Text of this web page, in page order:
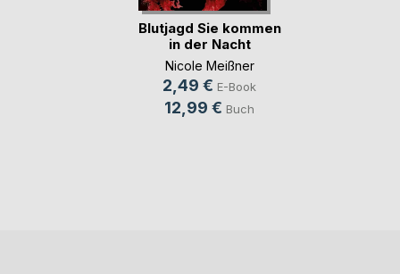
Blutjagd Sie kommen
in der Nacht
Nicole Meißner
2,49 € E-Book
12,99 € Buch